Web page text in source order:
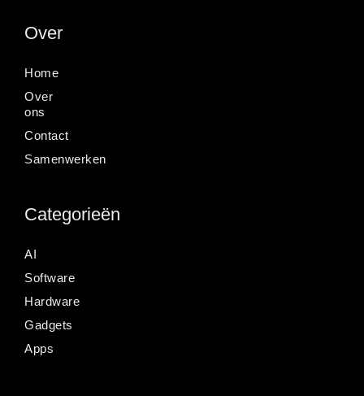
Over
Home
Over
ons
Contact
Samenwerken
Categorieën
AI
Software
Hardware
Gadgets
Apps